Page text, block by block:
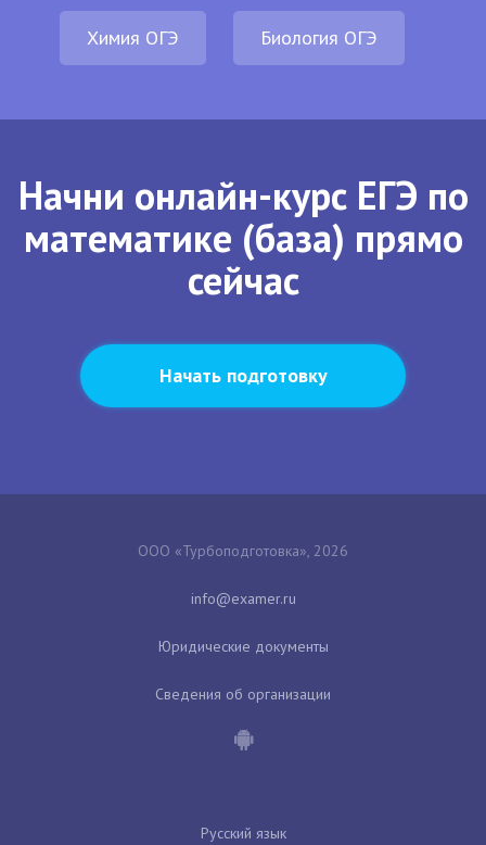
Химия ОГЭ Биология ОГЭ
Начни онлайн-курс ЕГЭ по
математике (база) прямо
сейчас
Начать подготовку
ООО «Турбоподготовка», 2026
Юридические документы
Сведения об организации
Русский язык